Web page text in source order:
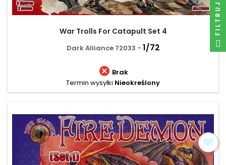
War Trolls For Catapult Set 4
Dark Alliance 72033 - 1/72
 Brak
Termin wysyłki Nieokreślony
FILTRUJ